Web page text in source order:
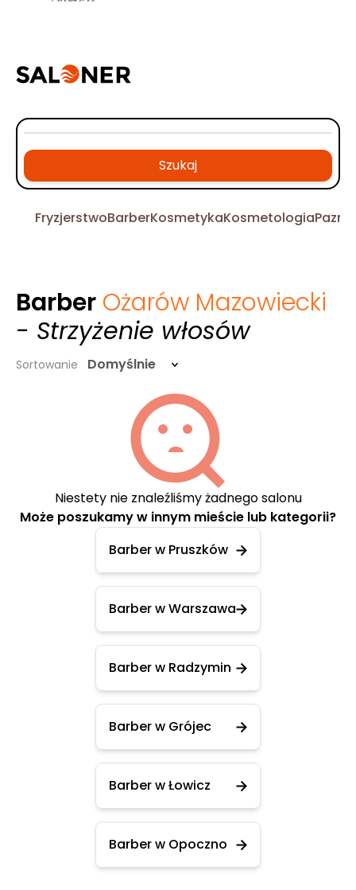
Szukaj
FryzjerstwoBarberKosmetykaKosmetologia
Barber Ożarów Mazowiecki
- Strzyżenie włosów
Sortowanie Domyślnie
Niestety nie znaleźliśmy żadnego salonu
Może poszukamy w innym mieście lub kategorii?
Barber w Pruszków
Barber w Warszawa
Barber w Radzymin
Barber w Grójec
Barber w Łowicz
Barber w Opoczno